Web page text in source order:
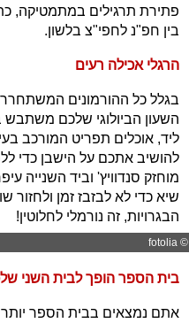
פתירת תרגילים במתמטיקה,
בין חפ"נ לחפי"צ בלשון.
הרגלי אכילה רעים
בגלל כל ההורמונים
השעון הביולוגי שלכם
ליד, אוכלים תפריט המורכב
להושיב אתכם על הישבן כדי
מוחזק סנדוויץ' וביד השנייה
שיא כדי לא לבזבז זמן
הבגרויות, זה נורמלי לחלוטין!
© fotolia
בית הספר הופך לבית השני
אתם נמצאים בבית הספר